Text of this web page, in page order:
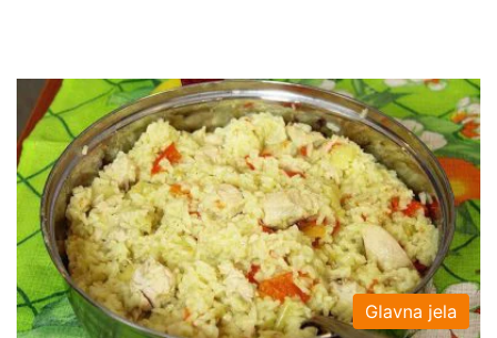
Glavna jela